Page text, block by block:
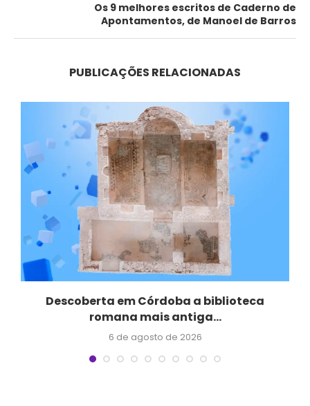
Os 9 melhores escritos de Caderno de
Apontamentos, de Manoel de Barros
PUBLICAÇÕES RELACIONADAS
Descoberta em Córdoba a biblioteca
romana mais antiga...
6 de agosto de 2026